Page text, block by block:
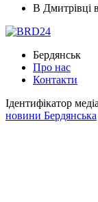
В Дмитрівці
Бердянськ
Про нас
Контакти
Ідентифікатор
новини Бердянська